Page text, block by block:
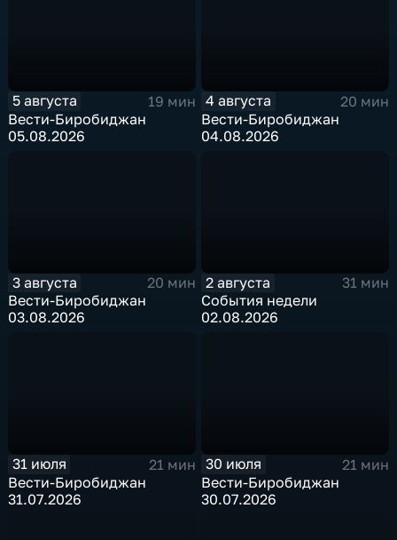
5 августа
19 мин
Вести-Биробиджан
05.08.2026
4 августа
20 мин
Вести-Биробиджан
04.08.2026
3 августа
20 мин
Вести-Биробиджан
03.08.2026
2 августа
31 мин
События недели
02.08.2026
31 июля
21 мин
Вести-Биробиджан
31.07.2026
30 июля
21 мин
Вести-Биробиджан
30.07.2026